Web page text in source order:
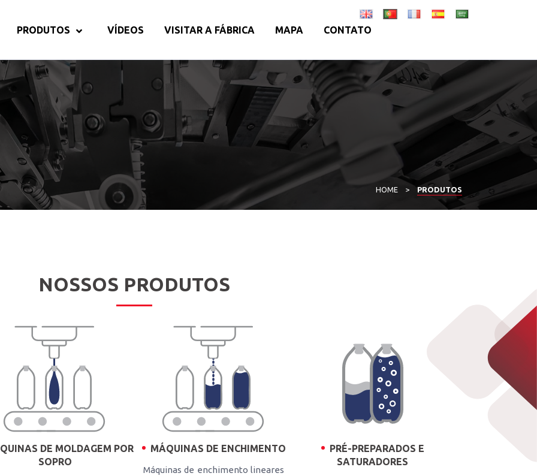
PRODUTOS VÍDEOS VISITAR A FÁBRICA MAPA CONTATO
HOME > PRODUTOS
NOSSOS PRODUTOS
DE MOLDAGEM POR
SOPRO
MÁQUINAS DE ENCHIMENTO
Máquinas de enchimento lineares
PRÉ-PREPARADOS E
SATURADORES